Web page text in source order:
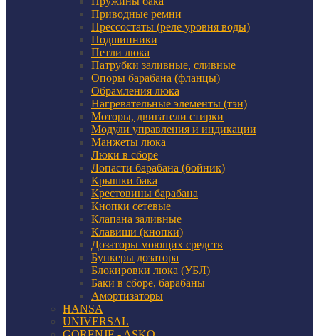
Приводные ремни
Прессостаты (реле уровня воды)
Подшипники
Петли люка
Патрубки заливные, сливные
Опоры барабана (фланцы)
Обрамления люка
Нагревательные элементы (тэн)
Моторы, двигатели стирки
Модули управления и индикации
Манжеты люка
Люки в сборе
Лопасти барабана (бойник)
Крышки бака
Крестовины барабана
Кнопки сетевые
Клапана заливные
Клавиши (кнопки)
Дозаторы моющих средств
Бункеры дозатора
Блокировки люка (УБЛ)
Баки в сборе, барабаны
Амортизаторы
HANSA
UNIVERSAL